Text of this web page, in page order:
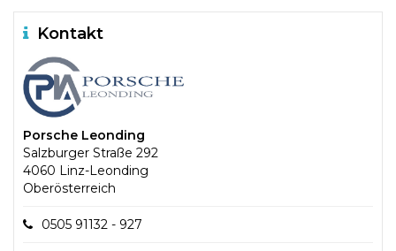
Kontakt
Porsche Leonding
Salzburger Straße 292
4060 Linz-Leonding
Oberösterreich
0505 91132 - 927